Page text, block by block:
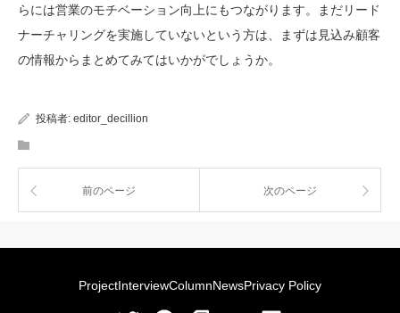
らには営業のモチベーション向上にもつながります。まだリード
ナーチャリングを実施していないという方は、まずは見込み顧客
の情報からまとめてみてはいかがでしょうか。
投稿者: editor_decillion
前のページ 次のページ
ProjectInterviewColumnNewsPrivacy Policy